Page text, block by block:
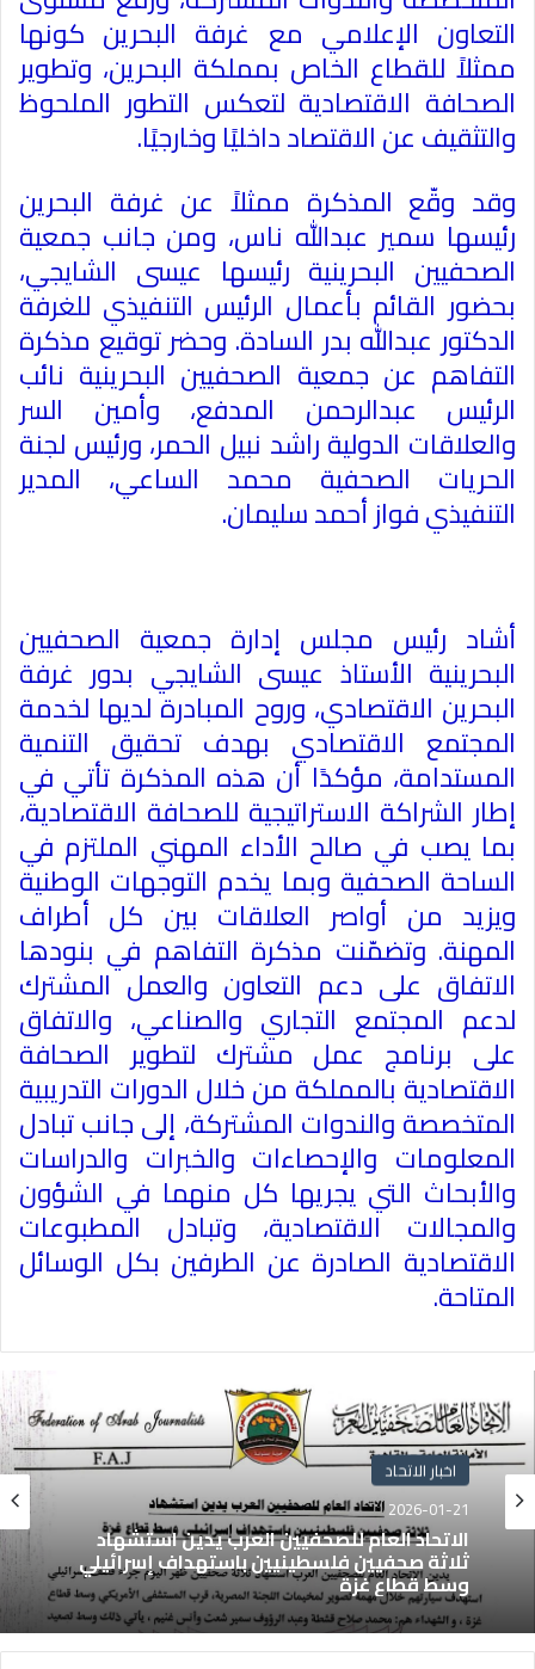
التعاون الإعلامي مع غرفة البحرين كونها
ممثلاً للقطاع الخاص بمملكة البحرين، وتطوير
الصحافة الاقتصادية لتعكس التطور الملحوظ
والتثقيف عن الاقتصاد داخليًا وخارجيًا.
وقد وقّع المذكرة ممثلاً عن غرفة البحرين
رئيسها سمير عبدالله ناس، ومن جانب جمعية
الصحفيين البحرينية رئيسها عيسى الشايجي،
بحضور القائم بأعمال الرئيس التنفيذي للغرفة
الدكتور عبدالله بدر السادة. وحضر توقيع مذكرة
التفاهم عن جمعية الصحفيين البحرينية نائب
الرئيس عبدالرحمن المدفع، وأمين السر
والعلاقات الدولية راشد نبيل الحمر، ورئيس لجنة
الحريات الصحفية محمد الساعي، المدير
التنفيذي فواز أحمد سليمان.
أشاد رئيس مجلس إدارة جمعية الصحفيين
البحرينية الأستاذ عيسى الشايجي بدور غرفة
البحرين الاقتصادي، وروح المبادرة لديها لخدمة
المجتمع الاقتصادي بهدف تحقيق التنمية
المستدامة، مؤكدًا أن هذه المذكرة تأتي في
إطار الشراكة الاستراتيجية للصحافة الاقتصادية،
بما يصب في صالح الأداء المهني الملتزم في
الساحة الصحفية وبما يخدم التوجهات الوطنية
ويزيد من أواصر العلاقات بين كل أطراف
المهنة. وتضمّنت مذكرة التفاهم في بنودها
الاتفاق على دعم التعاون والعمل المشترك
لدعم المجتمع التجاري والصناعي، والاتفاق
على برنامج عمل مشترك لتطوير الصحافة
الاقتصادية بالمملكة من خلال الدورات التدريبية
المتخصصة والندوات المشتركة، إلى جانب تبادل
المعلومات والإحصاءات والخبرات والدراسات
والأبحاث التي يجريها كل منهما في الشؤون
والمجالات الاقتصادية، وتبادل المطبوعات
الاقتصادية الصادرة عن الطرفين بكل الوسائل
المتاحة.
اخبار الاتحاد
2026-01-21
الاتحاد العام للصحفيين العرب يدين استشهاد
ثلاثة صحفيين فلسطينيين باستهداف إسرائيلي
وسط قطاع غزة